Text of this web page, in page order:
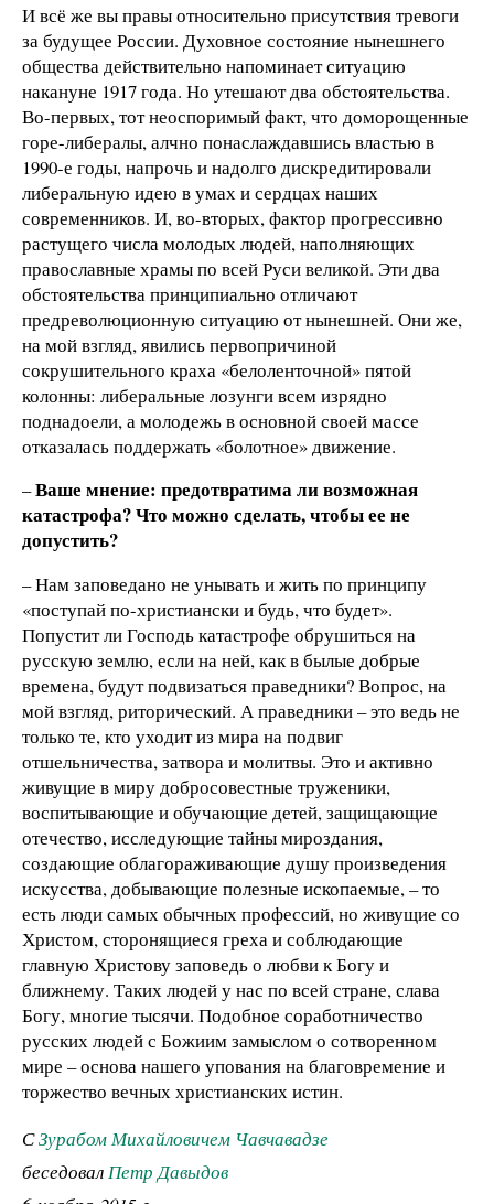
И всё же вы правы относительно присутствия тревоги
за будущее России. Духовное состояние нынешнего
общества действительно напоминает ситуацию
накануне 1917 года. Но утешают два обстоятельства.
Во-первых, тот неоспоримый факт, что доморощенные
горе-либералы, алчно понаслаждавшись властью в
1990-е годы, напрочь и надолго дискредитировали
либеральную идею в умах и сердцах наших
современников. И, во-вторых, фактор прогрессивно
растущего числа молодых людей, наполняющих
православные храмы по всей Руси великой. Эти два
обстоятельства принципиально отличают
предреволюционную ситуацию от нынешней. Они же,
на мой взгляд, явились первопричиной
сокрушительного краха «белоленточной» пятой
колонны: либеральные лозунги всем изрядно
поднадоели, а молодежь в основной своей массе
отказалась поддержать «болотное» движение.
–Ваше мнение: предотвратима ли возможная
катастрофа? Что можно сделать, чтобы ее не
допустить?
– Нам заповедано не унывать и жить по принципу
«поступай по-христиански и будь, что будет».
Попустит ли Господь катастрофе обрушиться на
русскую землю, если на ней, как в былые добрые
времена, будут подвизаться праведники? Вопрос, на
мой взгляд, риторический. А праведники – это ведь не
только те, кто уходит из мира на подвиг
отшельничества, затвора и молитвы. Это и активно
живущие в миру добросовестные труженики,
воспитывающие и обучающие детей, защищающие
отечество, исследующие тайны мироздания,
создающие облагораживающие душу произведения
искусства, добывающие полезные ископаемые, – то
есть люди самых обычных профессий, но живущие со
Христом, сторонящиеся греха и соблюдающие
главную Христову заповедь о любви к Богу и
ближнему. Таких людей у нас по всей стране, слава
Богу, многие тысячи. Подобное соработничество
русских людей с Божиим замыслом о сотворенном
мире – основа нашего упования на благовремение и
торжество вечных христианских истин.
СЗурабом Михайловичем Чавчавадзе
беседовалПетр Давыдов